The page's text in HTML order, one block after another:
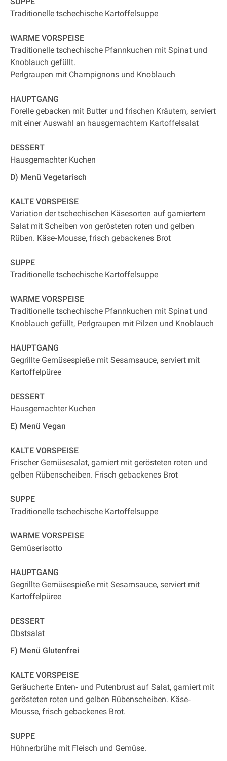
Traditionelle tschechische Kartoffelsuppe
WARME VORSPEISE
Traditionelle tschechische Pfannkuchen mit Spinat und
Knoblauch gefüllt.
Perlgraupen mit Champignons und Knoblauch
HAUPTGANG
Forelle gebacken mit Butter und frischen Kräutern, serviert
mit einer Auswahl an hausgemachtem Kartoffelsalat
DESSERT
Hausgemachter Kuchen
D) Menü Vegetarisch
KALTE VORSPEISE
Variation der tschechischen Käsesorten auf garniertem
Salat mit Scheiben von gerösteten roten und gelben
Rüben. Käse‐Mousse, frisch gebackenes Brot
SUPPE
Traditionelle tschechische Kartoffelsuppe
WARME VORSPEISE
Traditionelle tschechische Pfannkuchen mit Spinat und
Knoblauch gefüllt, Perlgraupen mit Pilzen und Knoblauch
HAUPTGANG
Gegrillte Gemüsespieße mit Sesamsauce, serviert mit
Kartoffelpüree
DESSERT
Hausgemachter Kuchen
E) Menü Vegan
KALTE VORSPEISE
Frischer Gemüsesalat, garniert mit gerösteten roten und
gelben Rübenscheiben. Frisch gebackenes Brot
SUPPE
Traditionelle tschechische Kartoffelsuppe
WARME VORSPEISE
Gemüserisotto
HAUPTGANG
Gegrillte Gemüsespieße mit Sesamsauce, serviert mit
Kartoffelpüree
DESSERT
Obstsalat
F) Menü Glutenfrei
KALTE VORSPEISE
Geräucherte Enten‐ und Putenbrust auf Salat, garniert mit
gerösteten roten und gelben Rübenscheiben. Käse‐
Mousse, frisch gebackenes Brot.
SUPPE
Hühnerbrühe mit Fleisch und Gemüse.